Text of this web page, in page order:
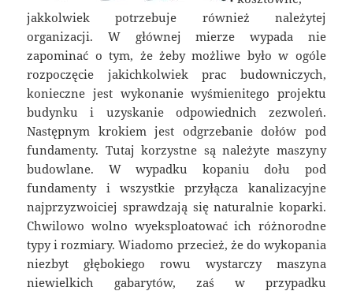
jakkolwiek potrzebuje również należytej
organizacji. W głównej mierze wypada nie
zapominać o tym, że żeby możliwe było w ogóle
rozpoczęcie jakichkolwiek prac budowniczych,
konieczne jest wykonanie wyśmienitego projektu
budynku i uzyskanie odpowiednich zezwoleń.
Następnym krokiem jest odgrzebanie dołów pod
fundamenty. Tutaj korzystne są należyte maszyny
budowlane. W wypadku kopaniu dołu pod
fundamenty i wszystkie przyłącza kanalizacyjne
najprzyzwoiciej sprawdzają się naturalnie koparki.
Chwilowo wolno wyeksploatować ich różnorodne
typy i rozmiary. Wiadomo przecież, że do wykopania
niezbyt głębokiego rowu wystarczy maszyna
niewielkich gabarytów, zaś w przypadku